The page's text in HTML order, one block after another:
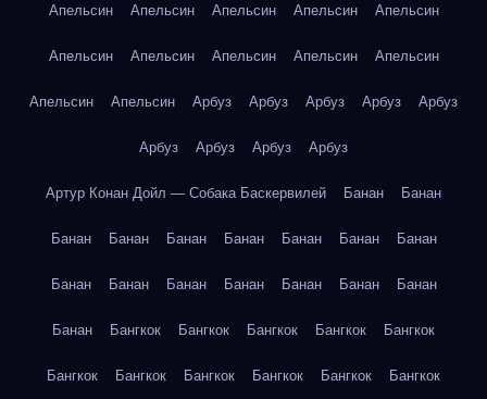
Апельсин Апельсин Апельсин Апельсин Апельсин
Апельсин Апельсин Апельсин Апельсин Апельсин
Апельсин Апельсин Арбуз Арбуз Арбуз Арбуз Арбуз
Арбуз Арбуз Арбуз Арбуз
Артур Конан Дойл — Собака Баскервилей Банан Банан
Банан Банан Банан Банан Банан Банан Банан
Банан Банан Банан Банан Банан Банан Банан
Банан Бангкок Бангкок Бангкок Бангкок Бангкок
Бангкок Бангкок Бангкок Бангкок Бангкок Бангкок